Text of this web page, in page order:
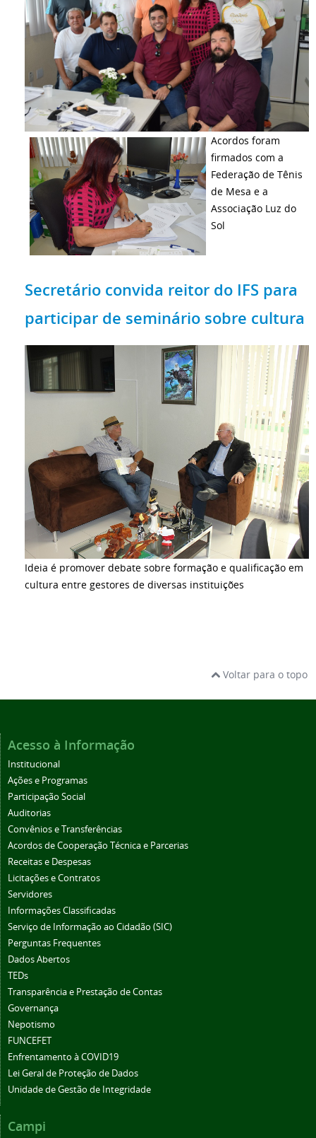
Acordos foram
firmados com a
Federação de Tênis
de Mesa e a
Associação Luz do
Sol
Secretário convida reitor do IFS para
participar de seminário sobre cultura
Ideia é promover debate sobre formação e qualificação em
cultura entre gestores de diversas instituições
Voltar para o topo
Acesso à Informação
Institucional
Ações e Programas
Participação Social
Auditorias
Convênios e Transferências
Acordos de Cooperação Técnica e Parcerias
Receitas e Despesas
Licitações e Contratos
Servidores
Informações Classificadas
Serviço de Informação ao Cidadão (SIC)
Perguntas Frequentes
Dados Abertos
TEDs
Transparência e Prestação de Contas
Governança
Nepotismo
FUNCEFET
Enfrentamento à COVID19
Lei Geral de Proteção de Dados
Unidade de Gestão de Integridade
Campi